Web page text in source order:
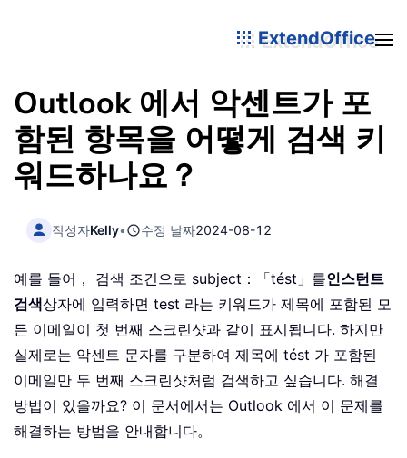
ExtendOffice
Outlook 에서 악센트가 포
함된 항목을 어떻게 검색 키
워드하나요？
작성자Kelly• 수정 날짜2024-08-12
예를 들어， 검색 조건으로 subject：「tést」를인스턴트
검색상자에 입력하면 test 라는 키워드가 제목에 포함된 모
든 이메일이 첫 번째 스크린샷과 같이 표시됩니다. 하지만
실제로는 악센트 문자를 구분하여 제목에 tést 가 포함된
이메일만 두 번째 스크린샷처럼 검색하고 싶습니다. 해결
방법이 있을까요? 이 문서에서는 Outlook 에서 이 문제를
해결하는 방법을 안내합니다。